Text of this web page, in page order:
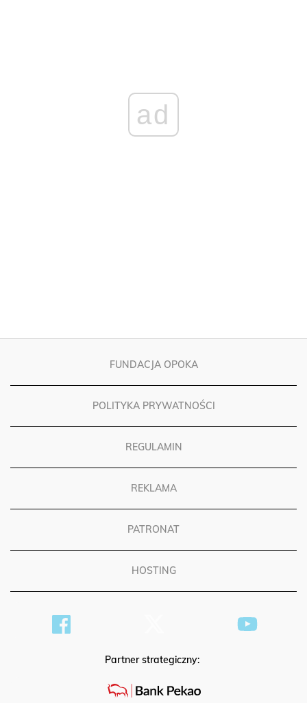
FUNDACJA OPOKA
POLITYKA PRYWATNOŚCI
REGULAMIN
REKLAMA
PATRONAT
HOSTING
Partner strategiczny: